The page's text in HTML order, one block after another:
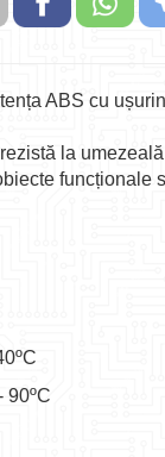
ABS cu
la
funcționale
90ºC